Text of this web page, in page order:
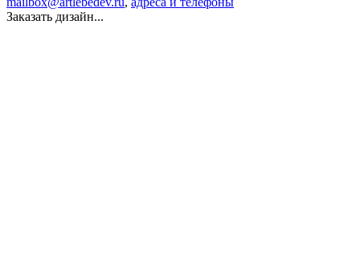
Заказать дизайн...